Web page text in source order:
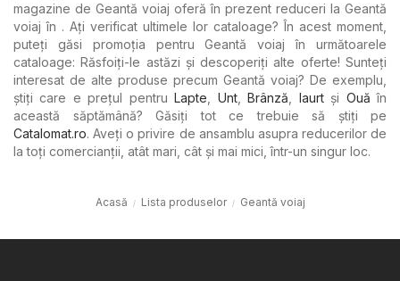
magazine de Geantă voiaj oferă în prezent reduceri la Geantă
voiaj în . Ați verificat ultimele lor cataloage? În acest moment,
puteți găsi promoția pentru Geantă voiaj în următoarele
cataloage: Răsfoiți-le astăzi și descoperiți alte oferte! Sunteți
interesat de alte produse precum Geantă voiaj? De exemplu,
știți care e prețul pentruLapte Unt,Brânză Iaurtşi Ouă în
această săptămână? Găsiți tot ce trebuie să știți pe
Catalomat.ro. Aveți o privire de ansamblu asupra reducerilor de
la toți comercianții, atât mari, cât și mai mici, într-un singur loc.
Acasă Lista produselor Geantă voiaj